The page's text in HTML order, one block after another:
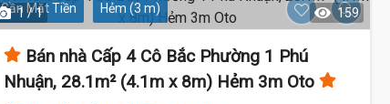
Gần Mặt Tiền Hẻm (3 m)
1 / 1 159
Bán nhà Cấp 4 Cô Bắc Phường 1 Phú
Nhuận, 28.1m² (4.1m x 8m) Hẻm 3m Oto